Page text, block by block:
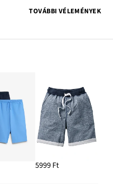
TOVÁBBI VÉLEMÉNYEK
5999 Ft